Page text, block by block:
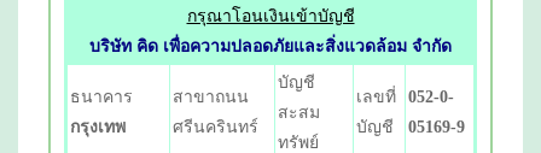
กรุณาโอนเงินเข้าบัญชี
บริษัท คิด เพื่อความปลอดภัยและสิ่งแวดล้อม จำกัด
ธนาคาร
กรุงเทพ
สาขาถนน
ศรีนครินทร์
บัญชี
สะสม
ทรัพย์
เลขที่
บัญชี
052-0-
05169-9